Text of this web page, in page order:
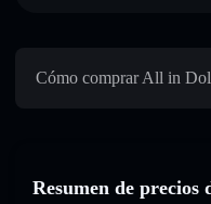
Cómo comprar All in
Resumen de